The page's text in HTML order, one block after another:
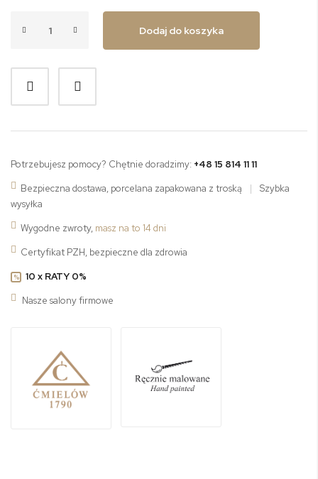
Dodaj do koszyka
Potrzebujesz pomocy? Chętnie doradzimy: +48 15 814 11 11
Bezpieczna dostawa, porcelana zapakowana z troską
|
Szybka
wysyłka
Wygodne zwroty, masz na to 14 dni
Certyfikat PZH, bezpieczne dla zdrowia
%
10 x RATY 0%
Nasze salony firmowe